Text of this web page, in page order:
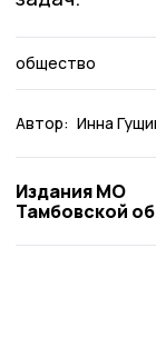
общество
Автор: Инна
Издания МО
Тамбовской